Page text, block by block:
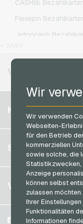
Wir
Wir verwenden
Webseiten-
für den Betrieb
kommerziellen
sowie solche, die
Statistikzwecken,
Anzeige
können selbst
zulassen
Ihrer
Funktionalitäten
Informationen
roastmarket
RTL+
Saturn
Shell
Spotify Premium
Thalia
TikTok
toom
Wolt Geschenkkarten
World of Sweets
Vodafone
CASHlib
Flexepin
Jetoncash
Razer Gold
Transcash
VERFÜGBARE
Belgien
Brasilien
Deutschland (DE)
Deutschland (EN)
Frankreich
Italien
Niederlande
Österreich
KONTO
Registrieren
Anmelden
Mein Warenkorb
SERVICE
FAQ
Zahlungsmethoden
&Widerrufsrecht
VGO-SHOP
Über uns
Facebook